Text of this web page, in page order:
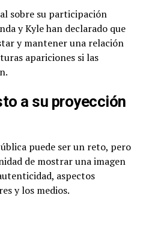
sobre su participación
y Kyle han declarado que
y mantener una relación
apariciones si las
a su proyección
puede ser un reto, pero
de mostrar una imagen
aspectos
y los medios.